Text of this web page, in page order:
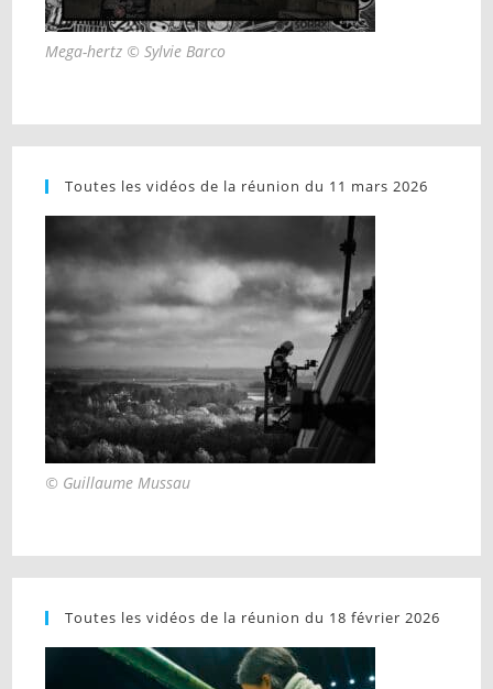
Mega-hertz © Sylvie Barco
Toutes les vidéos de la réunion du 11 mars 2026
© Guillaume Mussau
Toutes les vidéos de la réunion du 18 février 2026